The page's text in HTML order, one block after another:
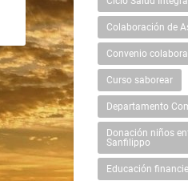
Colaboración de
Convenio
Curso saborear
Departamento
Donación niños
Sanfilippo
Educación